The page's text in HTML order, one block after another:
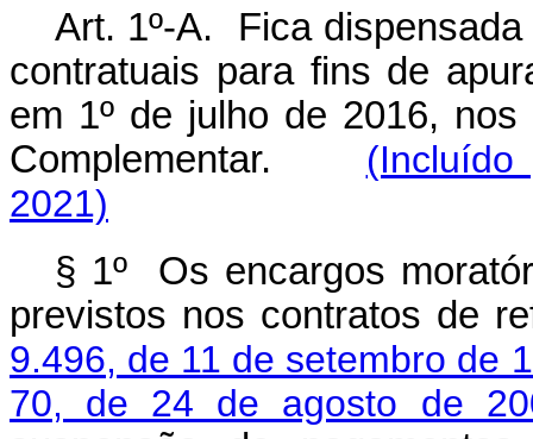
Art. 1º-A. Fica
contratuais para fins de
em 1º de julho de 2016,
Complementar.
2021)
§ 1º Os encargos
previstos nos contratos de
9.496, de 11 de setembro de
70, de 24 de agosto de